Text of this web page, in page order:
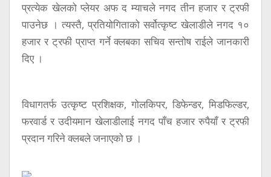
प्रत्येक खेलको प्लेयर अफ द म्याचले नगद तीन हजार र ट्रफी
पाउनेछ । त्यस्तै, प्रतियोगिताको सर्वोत्कृष्ट खेलाडीले नगद १०
हजार र ट्रफी प्राप्त गर्ने क्लबका सचिव सन्तोष राईले जानकारी
दिए ।
विधागतर्फ उत्कृष्ट प्रशिक्षक, गोलकिपर, डिफेन्डर, मिडफिल्डर,
फरवार्ड र उदीयमान खेलाडीलाई नगद पाँच हजार रुपैयाँ र ट्रफी
प्रदान गरिने क्लबले जनाएको छ ।